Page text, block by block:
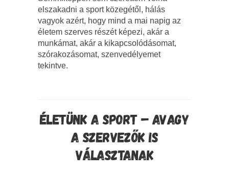
elszakadni a sport közegétől, hálás
vagyok azért, hogy mind a mai napig az
életem szerves részét képezi, akár a
munkámat, akár a kikapcsolódásomat,
szórakozásomat, szenvedélyemet
tekintve.
ÉLETÜNK A SPORT – AVAGY
A SZERVEZŐK IS
VÁLASZTANAK